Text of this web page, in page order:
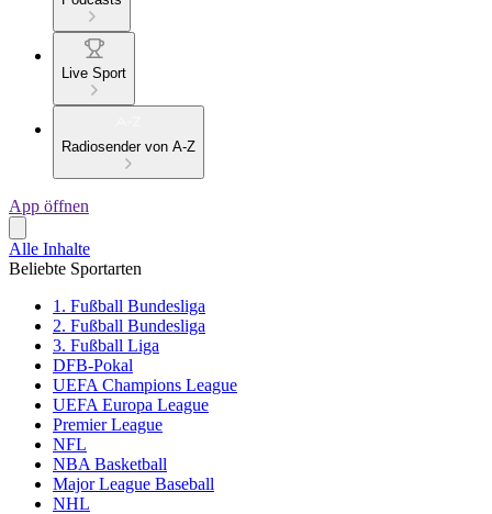
Live Sport
Radiosender von A-Z
App öffnen
Alle Inhalte
Beliebte Sportarten
1. Fußball Bundesliga
2. Fußball Bundesliga
3. Fußball Liga
DFB-Pokal
UEFA Champions League
UEFA Europa League
Premier League
NFL
NBA Basketball
Major League Baseball
NHL